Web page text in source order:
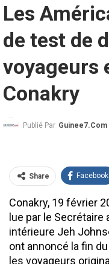
Les
de test de
voyageurs
Conakry
Publié Par Guinee7.com
Share Facebook
Conakry, 19 février
lue par le Secrétaire
intérieure Jeh
ont annoncé la fin
les voyageurs